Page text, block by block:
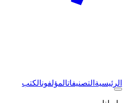
الرئيسية التصنيفاتالمؤلفونالكتب